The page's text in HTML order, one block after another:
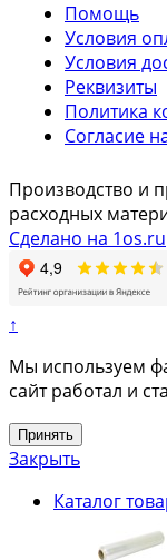
Помощь
Условия
Условия
Реквизиты
Политика
Согласие
Производство и
расходных
Сделано на 1os.ru
↑
Мы используем
сайт работал и
Принять
Закрыть
Каталог